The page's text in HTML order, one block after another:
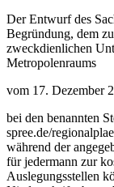
Der Entwurf des
Begründung, dem
zweckdienlichen
Metropolenraums
vom 17. Dezember
bei den benannten
spree.de/
während der
für jedermann zur
Auslegungsstellen